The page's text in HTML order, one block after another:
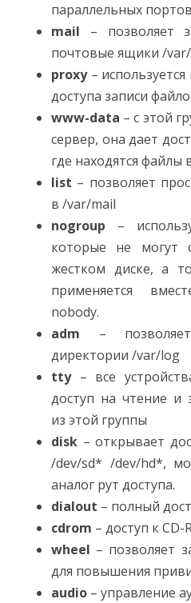
параллельных портов
mail – позволяет
почтовые ящики /
proxy–
доступа записи
www-data – с этой
сервер, она дает
где находятся файлы
list – позволяет
в /var/mail
nogroup –
которые не могут
жестком диске, а
применяется
nobody.
adm –
директории /var/log
tty– все
доступ на чтение и
из этой группы
disk – открывает
/dev/sd* /dev/hd*,
аналог рут доступа.
dialout – полный
cdrom – доступ к CD-
wheel – позволяет
для повышения
audio – управление